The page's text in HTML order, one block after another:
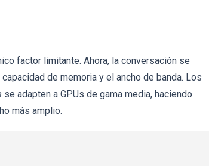
factor limitante. Ahora, la conversación se
de memoria y el ancho de banda. Los
adapten a GPUs de gama media, haciendo
más amplio.